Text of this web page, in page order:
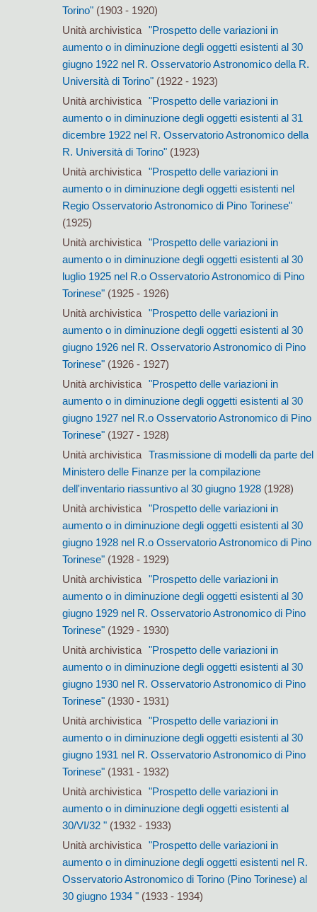
Torino"(1903 - 1920)
Unità archivistica
"Prospetto delle variazioni in
aumento o in diminuzione degli oggetti esistenti al 30
giugno 1922 nel R. Osservatorio Astronomico della R.
Università di Torino"(1922 - 1923)
Unità archivistica
"Prospetto delle variazioni in
aumento o in diminuzione degli oggetti esistenti al 31
dicembre 1922 nel R. Osservatorio Astronomico della
R. Università di Torino"(1923)
Unità archivistica
"Prospetto delle variazioni in
aumento o in diminuzione degli oggetti esistenti nel
Regio Osservatorio Astronomico di Pino Torinese"
(1925)
Unità archivistica
"Prospetto delle variazioni in
aumento o in diminuzione degli oggetti esistenti al 30
luglio 1925 nel R.o Osservatorio Astronomico di Pino
Torinese"(1925 - 1926)
Unità archivistica
"Prospetto delle variazioni in
aumento o in diminuzione degli oggetti esistenti al 30
giugno 1926 nel R. Osservatorio Astronomico di Pino
Torinese"(1926 - 1927)
Unità archivistica
"Prospetto delle variazioni in
aumento o in diminuzione degli oggetti esistenti al 30
giugno 1927 nel R.o Osservatorio Astronomico di Pino
Torinese"(1927 - 1928)
Unità archivistica
Trasmissione di modelli da parte del
Ministero delle Finanze per la compilazione
dell'inventario riassuntivo al 30 giugno 1928(1928)
Unità archivistica
"Prospetto delle variazioni in
aumento o in diminuzione degli oggetti esistenti al 30
giugno 1928 nel R.o Osservatorio Astronomico di Pino
Torinese"(1928 - 1929)
Unità archivistica
"Prospetto delle variazioni in
aumento o in diminuzione degli oggetti esistenti al 30
giugno 1929 nel R. Osservatorio Astronomico di Pino
Torinese"(1929 - 1930)
Unità archivistica
"Prospetto delle variazioni in
aumento o in diminuzione degli oggetti esistenti al 30
giugno 1930 nel R. Osservatorio Astronomico di Pino
Torinese"(1930 - 1931)
Unità archivistica
"Prospetto delle variazioni in
aumento o in diminuzione degli oggetti esistenti al 30
giugno 1931 nel R. Osservatorio Astronomico di Pino
Torinese"(1931 - 1932)
Unità archivistica
"Prospetto delle variazioni in
aumento o in diminuzione degli oggetti esistenti al
30/VI/32 "(1932 - 1933)
Unità archivistica
"Prospetto delle variazioni in
aumento o in diminuzione degli oggetti esistenti nel R.
Osservatorio Astronomico di Torino (Pino Torinese) al
30 giugno 1934 "(1933 - 1934)